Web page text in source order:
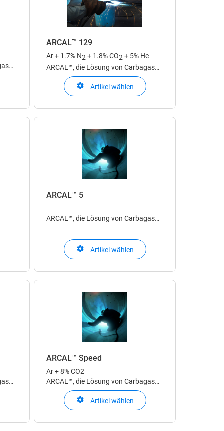
ARCAL™ 129
Ar + 1.7% N2 + 1.8% CO2 + 5% He
ARCAL™, die Lösung von Carbagas
für Schweiss-Schutzgase zum
Lichtbogenschweissen
Artikel wählen
ARCAL™ 5
ARCAL™, die Lösung von Carbagas
Lichtbogenschweissen
Artikel wählen
ARCAL™ Speed
Ar + 8% CO2
ARCAL™, die Lösung von Carbagas
für Schweiss-Schutzgase zum
Lichtbogenschweissen
Artikel wählen